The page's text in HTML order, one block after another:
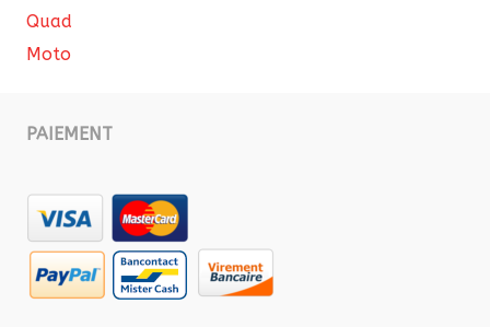
Quad
Moto
PAIEMENT